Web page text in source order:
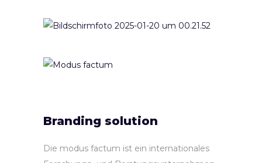
Branding solution
Die modus factum ist ein internationales